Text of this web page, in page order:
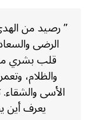
” رصيد من
الرضى
قلب بشري
والظلام،
الأسى
يعرف أين